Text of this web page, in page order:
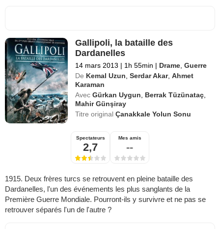
Gallipoli, la bataille des
Dardanelles
14 mars 2013 | 1h 55min | Drame,Guerre
De Kemal Uzun,Serdar Akar,Ahmet
Karaman
Avec Gürkan Uygun, Berrak Tüzünataç,
Mahir Günşiray
Titre originalÇanakkale Yolun Sonu
Spectateurs
2,7
Mes amis
--
1915. Deux frères turcs se retrouvent en pleine bataille des
Dardanelles, l'un des événements les plus sanglants de la
Première Guerre Mondiale. Pourront-ils y survivre et ne pas se
retrouver séparés l'un de l'autre ?